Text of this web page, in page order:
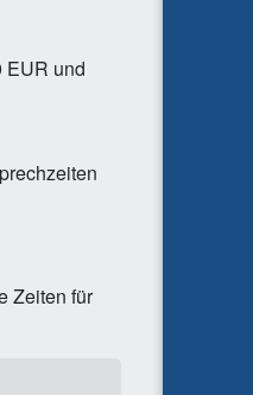
EUR und
Zeiten für